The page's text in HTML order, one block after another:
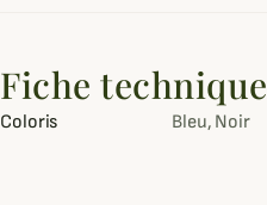
Fiche technique
Coloris Bleu, Noir